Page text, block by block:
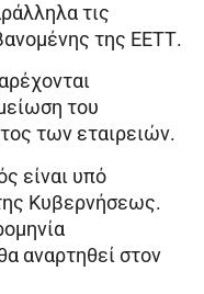
τις
της ΕΕΤΤ.
του
των εταιρειών.
είναι υπό
Κυβερνήσεως.
αναρτηθεί στον